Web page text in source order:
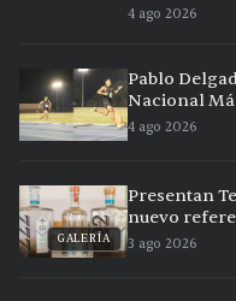
4 ago 2026
Pablo
Nacional
4 ago 2026
GALERÍA
Presentan
nuevo
3 ago 2026